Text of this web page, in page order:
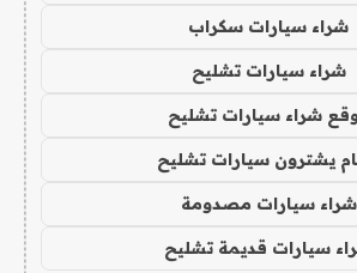
شراء سيارات سكراب
شراء سيارات تشليح
شراء سيارات تشليح
يشترون سيارات تشليح
شراء سيارات مصدومة
سيارات قديمة تشليح